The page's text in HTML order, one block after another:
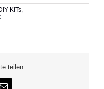
DIY-KITs,
für
Raspi-
teilen: